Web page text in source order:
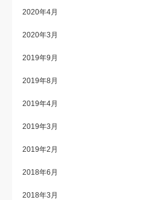
2020年4月
2020年3月
2019年9月
2019年8月
2019年4月
2019年3月
2019年2月
2018年6月
2018年3月